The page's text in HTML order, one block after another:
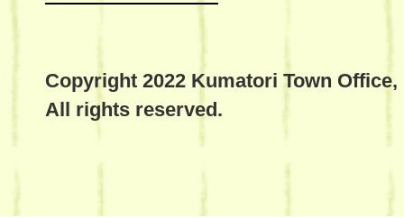
Copyright 2022 Kumatori Town Office,
All rights reserved.